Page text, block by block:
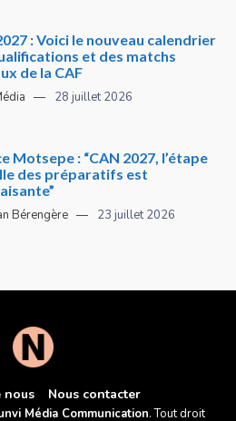
: Voici le nouveau calendrier
et des matchs
de la CAF
28 juillet 2026
Motsepe : “CAN 2027, l’étape
des préparatifs est
Bérengère 23 juillet 2026
nous Nous contacter
Média Communication. Tout droit